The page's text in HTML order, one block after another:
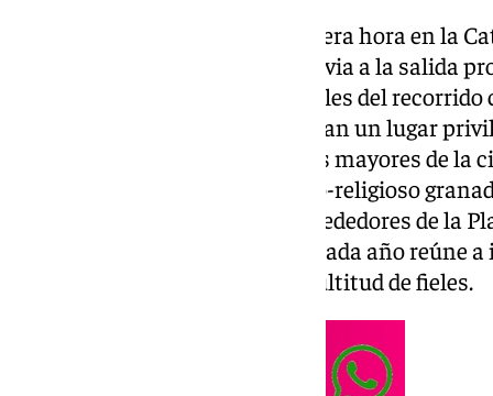
La celebración comenzó a primera hora en la
ofició la solemne Eucaristía previa a la salida
de las diez de la mañana, las calles del
vecinos y visitantes que buscaban un lugar
los actos centrales de las fiestas mayores de la
marcadas del calendario festivo-religioso
visible especialmente en los alrededores de la
neurálgico de una jornada que cada año reúne
autoridades religiosas y una multitud de fieles.